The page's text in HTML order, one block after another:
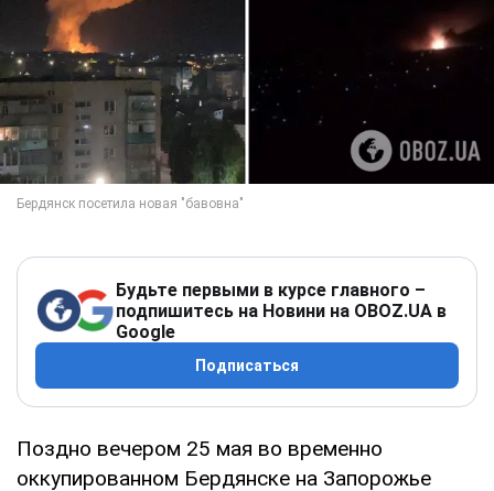
Будьте первыми в курсе главного –
подпишитесь на Новини на OBOZ.UA в
Google
Подписаться
Поздно вечером 25 мая во временно
оккупированном Бердянске на Запорожье